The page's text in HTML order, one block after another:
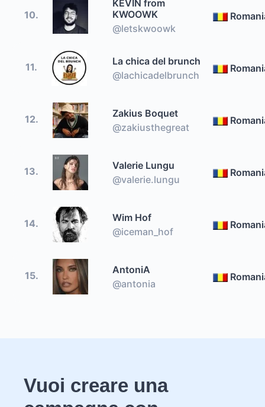
10.
KEVIN from
KWOOWK
@letskwoowk
11.
La chica del brunch
@lachicadelbrunch
12.
Zakius Boquet
@zakiusthegreat
13.
Valerie Lungu
@valerie.lungu
14.
Wim Hof
@iceman_hof
15.
AntoniA
@antonia
Vuoi creare una